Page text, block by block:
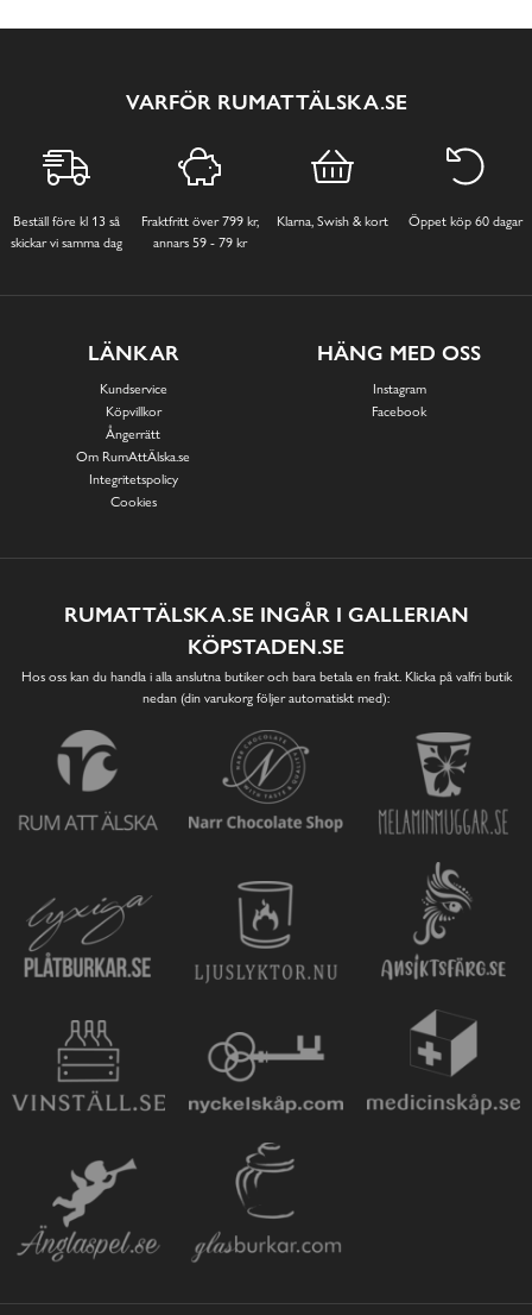
VARFÖR RUMATTÄLSKA.SE
Beställ före kl 13 så
skickar vi samma dag
Fraktfritt över 799 kr,
annars 59 - 79 kr
Klarna, Swish & kort Öppet köp 60 dagar
LÄNKAR
Kundservice
Köpvillkor
Ångerrätt
Om RumAttÄlska.se
Integritetspolicy
Cookies
HÄNG MED OSS
Instagram
Facebook
RUMATTÄLSKA.SE INGÅR I GALLERIAN
KÖPSTADEN.SE
Hos oss kan du handla i alla anslutna butiker och bara betala en frakt. Klicka på valfri butik
nedan (din varukorg följer automatiskt med):